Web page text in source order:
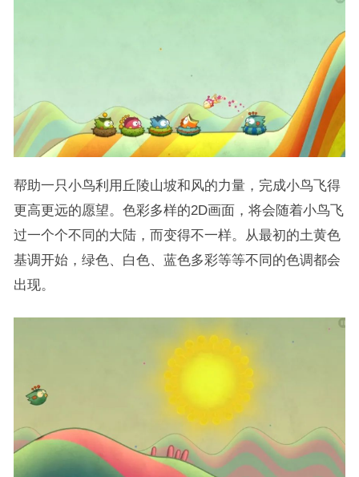
帮助一只小鸟利用丘陵山坡和风的力量，完成小鸟飞得
更高更远的愿望。色彩多样的2D画面，将会随着小鸟飞
过一个个不同的大陆，而变得不一样。从最初的土黄色
基调开始，绿色、白色、蓝色多彩等等不同的色调都会
出现。